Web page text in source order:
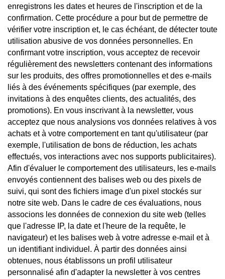
enregistrons les dates et heures de l'inscription et de la
confirmation. Cette procédure a pour but de permettre de
vérifier votre inscription et, le cas échéant, de détecter toute
utilisation abusive de vos données personnelles. En
confirmant votre inscription, vous acceptez de recevoir
régulièrement des newsletters contenant des informations
sur les produits, des offres promotionnelles et des e-mails
liés à des événements spécifiques (par exemple, des
invitations à des enquêtes clients, des actualités, des
promotions). En vous inscrivant à la newsletter, vous
acceptez que nous analysions vos données relatives à vos
achats et à votre comportement en tant qu'utilisateur (par
exemple, l'utilisation de bons de réduction, les achats
effectués, vos interactions avec nos supports publicitaires).
Afin d'évaluer le comportement des utilisateurs, les e-mails
envoyés contiennent des balises web ou des pixels de
suivi, qui sont des fichiers image d'un pixel stockés sur
notre site web. Dans le cadre de ces évaluations, nous
associons les données de connexion du site web (telles
que l'adresse IP, la date et l'heure de la requête, le
navigateur) et les balises web à votre adresse e-mail et à
un identifiant individuel. À partir des données ainsi
obtenues, nous établissons un profil utilisateur
personnalisé afin d'adapter la newsletter à vos centres